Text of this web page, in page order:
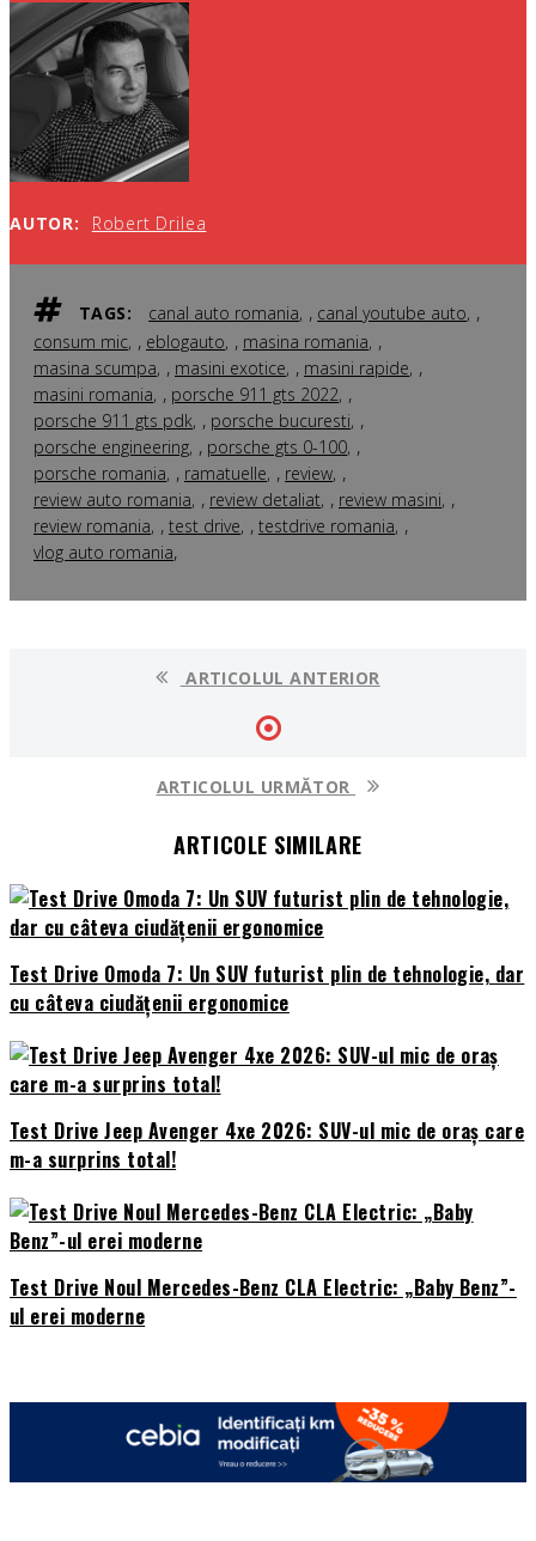
AUTOR: Robert Drilea
TAGS: canal auto romania , canal youtube auto ,
consum mic , eblogauto , masina romania ,
masina scumpa , masini exotice , masini rapide ,
masini romania , porsche 911 gts 2022 ,
porsche 911 gts pdk , porsche bucuresti ,
porsche engineering , porsche gts 0-100 ,
porsche romania , ramatuelle , review ,
review auto romania , review detaliat , review masini ,
review romania , test drive , testdrive romania ,
vlog auto romania,
ARTICOLUL ANTERIOR
ARTICOLUL URMĂTOR
ARTICOLE SIMILARE
Test Drive Omoda 7: Un SUV futurist plin de tehnologie, dar
cu câteva ciudățenii ergonomice
Test Drive Jeep Avenger 4xe 2026: SUV-ul mic de oraș care
m-a surprins total!
Test Drive Noul Mercedes-Benz CLA Electric: „Baby Benz”-
ul erei moderne